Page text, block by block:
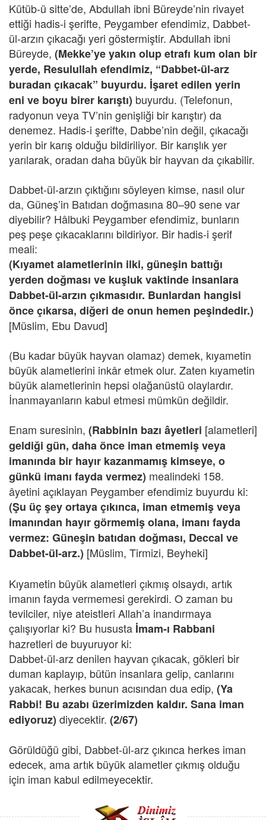
Kütüb-ü sitte’de, Abdullah ibni Büreyde’nin rivayet
ettiği hadis-i şerifte, Peygamber efendimiz, Dabbet-
ül-arzın çıkacağı yeri göstermiştir. Abdullah ibni
Büreyde, (Mekke’ye yakın olup etrafı kum olan bir
yerde, Resulullah efendimiz, “Dabbet-ül-arz
buradan çıkacak” buyurdu. İşaret edilen yerin
eni ve boyu birer karıştı) buyurdu. (Telefonun,
radyonun veya TV’nin genişliği bir karıştır) da
denemez. Hadis-i şerifte, Dabbe’nin değil, çıkacağı
yerin bir karış olduğu bildiriliyor. Bir karışlık yer
yarılarak, oradan daha büyük bir hayvan da çıkabilir.
Dabbet-ül-arzın çıktığını söyleyen kimse, nasıl olur
da, Güneş’in Batıdan doğmasına 80–90 sene var
diyebilir? Hâlbuki Peygamber efendimiz, bunların
peş peşe çıkacaklarını bildiriyor. Bir hadis-i şerif
meali:
(Kıyamet alametlerinin ilki, güneşin battığı
yerden doğması ve kuşluk vaktinde insanlara
Dabbet-ül-arzın çıkmasıdır. Bunlardan hangisi
önce çıkarsa, diğeri de onun hemen peşindedir.)
[Müslim, Ebu Davud]
(Bu kadar büyük hayvan olamaz) demek, kıyametin
büyük alametlerini inkâr etmek olur. Zaten kıyametin
büyük alametlerinin hepsi olağanüstü olaylardır.
İnanmayanların kabul etmesi mümkün değildir.
Enam suresinin, (Rabbinin bazı âyetleri [alametleri]
geldiği gün, daha önce iman etmemiş veya
imanında bir hayır kazanmamış kimseye, o
günkü imanı fayda vermez) mealindeki 158.
âyetini açıklayan Peygamber efendimiz buyurdu ki:
(Şu üç şey ortaya çıkınca, iman etmemiş veya
imanından hayır görmemiş olana, imanı fayda
vermez: Güneşin batıdan doğması, Deccal ve
Dabbet-ül-arz.) [Müslim, Tirmizi, Beyheki]
Kıyametin büyük alametleri çıkmış olsaydı, artık
imanın fayda vermemesi gerekirdi. O zaman bu
tevilciler, niye ateistleri Allah’a inandırmaya
çalışıyorlar ki? Bu hususta İmam-ı Rabbani
hazretleri de buyuruyor ki:
Dabbet-ül-arz denilen hayvan çıkacak, gökleri bir
duman kaplayıp, bütün insanlara gelip, canlarını
yakacak, herkes bunun acısından dua edip, (Ya
Rabbi! Bu azabı üzerimizden kaldır. Sana iman
ediyoruz) diyecektir. (2/67)
Görüldüğü gibi, Dabbet-ül-arz çıkınca herkes iman
edecek, ama artık büyük alametler çıkmış olduğu
için iman kabul edilmeyecektir.